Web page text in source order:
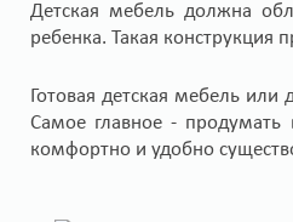
Детская мебель должна
ребенка. Такая
Готовая детская мебель
Самое главное -
комфортно и удобно